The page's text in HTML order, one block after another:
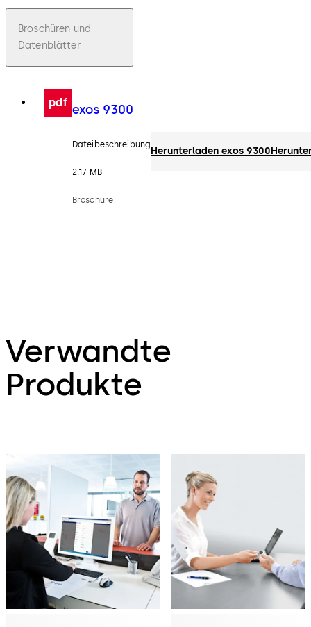
Broschüren und
Datenblätter
pdf exos 9300
Dateibeschreibung
2.17 MB
Broschüre
Herunterladen exos 9300
Verwandte
Produkte